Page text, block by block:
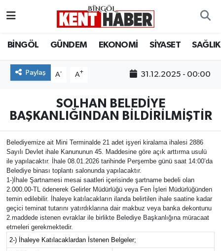
BİNGÖL GÜNDEM EKONOMİ SİYASET SAĞLIK
Paylaş A- A+ 31.12.2025 - 00:00
SOLHAN BELEDİYE
BAŞKANLIĞINDAN BİLDİRİLMİŞTİR
Belediyemize ait Mini Terminalde 21 adet işyeri kiralama ihalesi 2886
Sayılı Devlet ihale Kanununun 45. Maddesine göre açık arttırma usulü
ile yapılacaktır. İhale 08.01.2026 tarihinde Perşembe günü saat 14:00’da
Belediye binası toplantı salonunda yapılacaktır.
1-)İhale Şartnamesi mesai saatleri içerisinde şartname bedeli olan
2.000.00-TL ödenerek Gelirler Müdürlüğü veya Fen İşleri Müdürlüğünden
temin edilebilir. İhaleye katılacakların ilanda belirtilen ihale saatine kadar
geçici teminat tutarını yatırdıklarına dair makbuz veya banka dekontunu
2.maddede istenen evraklar ile birlikte Belediye Başkanlığına müracaat
etmeleri gerekmektedir.
2-) İhaleye Katılacaklardan İstenen Belgeler;
BİLİM-TEKNOLOJİ
EĞİTİM
EKONOMİ
GENÇ
GÜNDEM
KARLIOVA
KİĞI
Bingöl Hava Durumu
Bingöl Trafik Yoğunluk Haritası
Süper Lig Puan Durumu ve Fikstür
Tüm Manşetler
Son Dakika Haberleri
Haber Arşivi